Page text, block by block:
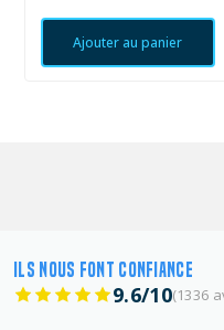
Ajouter au panier
ILS NOUS FONT CONFIANCE
9.6/10(1336